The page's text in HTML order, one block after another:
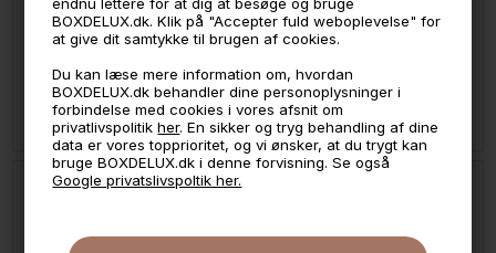
BOXDELUX.dk. Klik på "Accepter fuld weboplevelse" for
at give dit samtykke til brugen af cookies.
Du kan læse mere information om, hvordan
BOXDELUX.dk behandler dine personoplysninger i
forbindelse med cookies i vores afsnit om
privatlivspolitikher. En sikker og tryg behandling af dine
data er vores topprioritet, og vi ønsker, at du trygt kan
bruge BOXDELUX.dk i denne forvisning. Se også
Google privatslivspoltik her.
LÆG I KURVEN
289,-
På lager
LÆG I KURVEN